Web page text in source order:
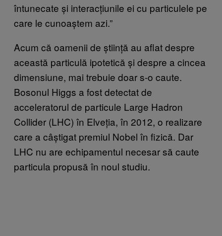
întunecate și interacțiunile ei cu particulele pe
care le cunoaștem azi.”
Acum că oamenii de știință au aflat despre
această particulă ipotetică și despre a cincea
dimensiune, mai trebuie doar s-o caute.
Bosonul Higgs a fost detectat de
acceleratorul de particule Large Hadron
Collider (LHC) în Elveția, în 2012, o realizare
care a câștigat premiul Nobel în fizică. Dar
LHC nu are echipamentul necesar să caute
particula propusă în noul studiu.